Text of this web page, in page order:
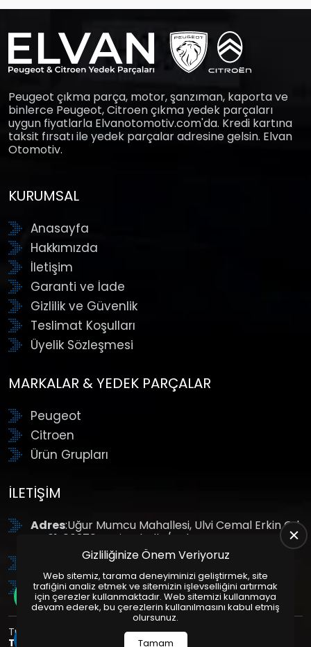
Peugeot çıkma parça, motor, şanzıman, kaporta ve
binlerce Peugeot, Citroen çıkma yedek parçaları
uygun fiyatlarla Elvanotomotiv.com'da. Kredi kartına
taksit fırsatı ile yedek parçalar adresine gelsin. Elvan
Otomotiv.
KURUMSAL
Anasayfa
Hakkımızda
İletişim
Garanti ve İade
Gizlilik ve Güvenlik
Teslimat Koşulları
Üyelik Sözleşmesi
MARKALAR & YEDEK PARÇALAR
Peugeot
Citroen
Ürün Grupları
İLETIŞIM
Adres:Uğur Mumcu Mahallesi, Ulvi Cemal Erkin Cd.
No:61, 06370 Yenimahalle/Ankara
: +90 (312) 354 8888
GSM: +90 (532) 343 4085
Tüm Hakları Saklıdır. | Bu site Us Yazılım
Tasarım
Paketleri ile Hazırlanmıştır. © 2025
Gizliliğinize Önem Veriyoruz
Web sitemiz, tarama deneyiminizi geliştirmek, site
trafiğini analiz etmek ve sitemizin işlevselliğini artırmak
için çerezler kullanmaktadır. Web sitemizi kullanmaya
devam ederek, bu çerezlerin kullanılmasını kabul etmiş
olursunuz.
Tamam